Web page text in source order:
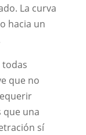
La curva
hacia un
todas
que no
una
sí